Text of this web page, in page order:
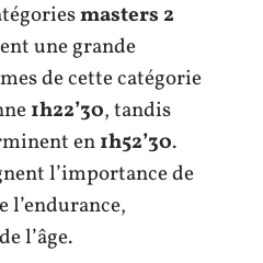
masters 2
une grande
de cette catégorie
1h22’30, tandis
en1h52’30.
l’importance de
l’endurance,
l’âge.